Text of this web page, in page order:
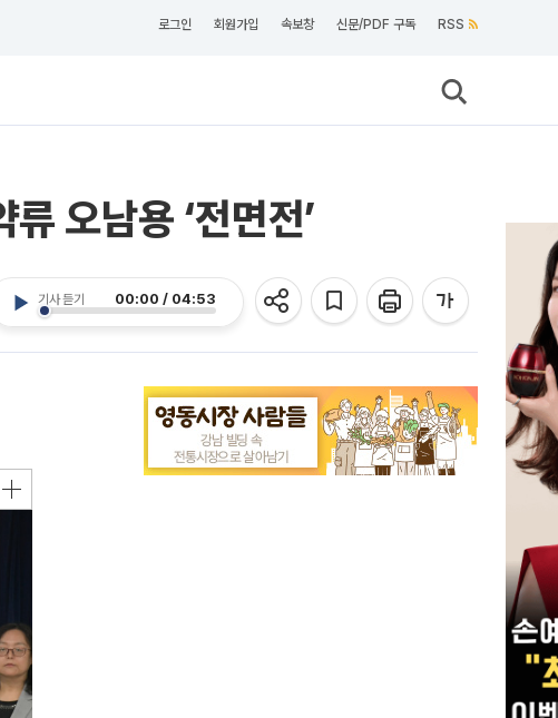
로그인 회원가입 속보창 신문/PDF 구독 RSS
오남용 ‘전면전’
기사 듣기 00:00 / 04:53